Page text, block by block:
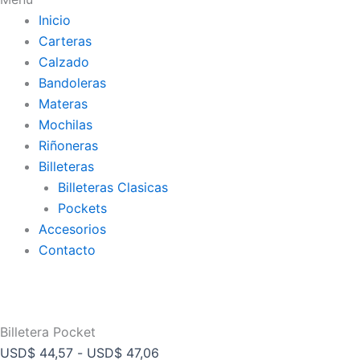
Inicio
Carteras
Calzado
Bandoleras
Materas
Mochilas
Riñoneras
Billeteras
Billeteras Clasicas
Pockets
Accesorios
Contacto
Billetera Pocket
USD$ 44,57 - USD$ 47,06